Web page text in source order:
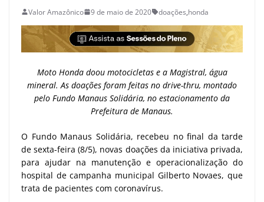
Valor Amazônico 9 de maio de 2020 doações,honda
Moto Honda doou motocicletas e a Magistral, água
mineral. As doações foram feitas no drive-thru, montado
pelo Fundo Manaus Solidária, no estacionamento da
Prefeitura de Manaus.
O Fundo Manaus Solidária, recebeu no final da tarde
de sexta-feira (8/5), novas doações da iniciativa privada,
para ajudar na manutenção e operacionalização do
hospital de campanha municipal Gilberto Novaes, que
trata de pacientes com coronavírus.